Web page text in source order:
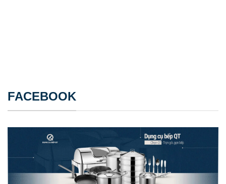
FACEBOOK